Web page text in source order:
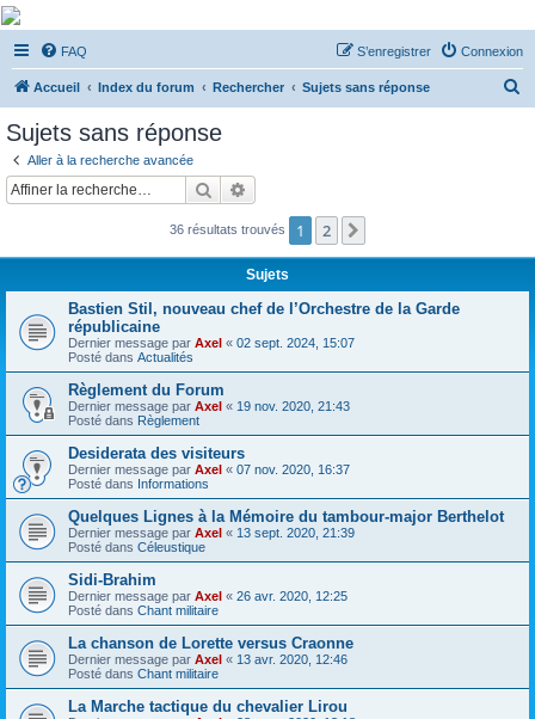
De Musicae Militari -
Forums
Forums de discussions
FAQ Connexion
S’enregistrer
Accueil Index du forum Rechercher Sujets sans réponse
c
Sujets sans réponse
Aller à la recherche avancée
Rechercher
36 résultats trouvés 1 2
Sujets
Bastien Stil, nouveau chef de l’Orchestre de la Garde
républicaine
Dernier message par Axel « 02 sept. 2024, 15:07
Posté dans Actualités
Règlement du Forum
Dernier message par Axel « 19 nov. 2020, 21:43
Posté dans Règlement
Desiderata des visiteurs
Dernier message par Axel « 07 nov. 2020, 16:37
Posté dans Informations
Quelques Lignes à la Mémoire du tambour-major Berthelot
Dernier message par Axel « 13 sept. 2020, 21:39
Posté dans Céleustique
Sidi-Brahim
Dernier message par Axel « 26 avr. 2020, 12:25
Posté dans Chant militaire
La chanson de Lorette versus Craonne
Dernier message par Axel « 13 avr. 2020, 12:46
Posté dans Chant militaire
La Marche tactique du chevalier Lirou